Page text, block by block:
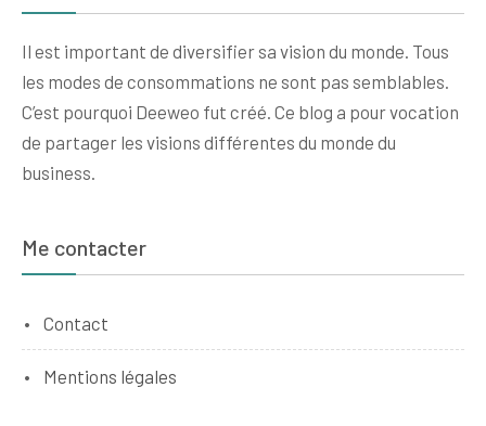
Il est important de diversifier sa vision du monde. Tous
les modes de consommations ne sont pas semblables.
C’est pourquoi Deeweo fut créé. Ce blog a pour vocation
de partager les visions différentes du monde du
business.
Me contacter
Contact
Mentions légales